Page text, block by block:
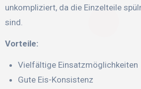
unkompliziert, da die Einzelteile
sind.
Vorteile:
Vielfältige Einsatzmöglichkeiten
Gute Eis-Konsistenz